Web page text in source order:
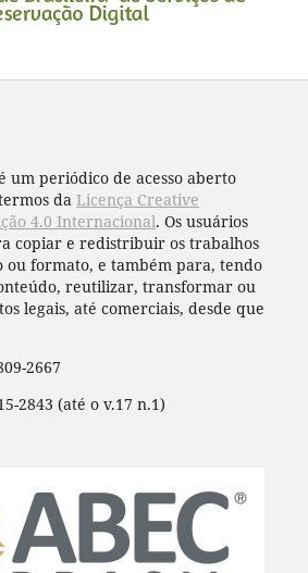
um periódico de acesso aberto
da Licença Creative
4.0 Internacional. Os usuários
copiar e redistribuir os trabalhos
formato, e também para, tendo
reutilizar, transformar ou
legais, até comerciais, desde que
2667
2843 (até o v.17 n.1)